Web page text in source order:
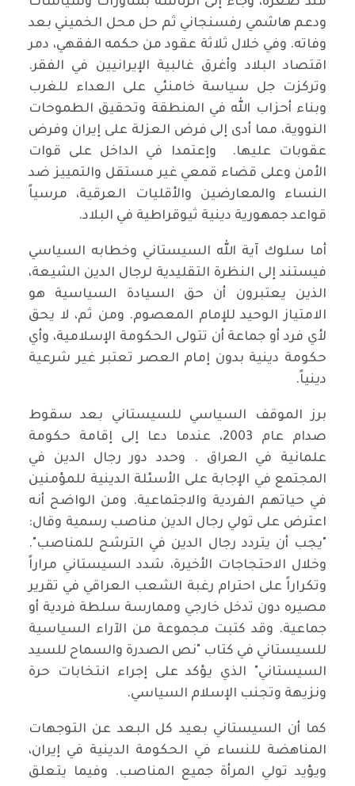
ودعم هاشمي رفسنجاني ثم حل محل الخميني بعد
وفاته. وفي خلال ثلاثة عقود من حكمه الفقهي، دمر
اقتصاد البلاد وأغرق غالبية الإيرانيين في الفقر.
وتركزت جل سياسة خامنئي على العداء للغرب
وبناء أحزاب الله في المنطقة وتحقيق الطموحات
النووية، مما أدى إلى فرض العزلة على إيران وفرض
عقوبات عليها. وإعتمدا في الداخل على قوات
الأمن وعلى قضاء قمعي غير مستقل والتمييز ضد
النساء والمعارضين والأقليات العرقية، مرسياً
قواعد جمهورية دينية ثيوقراطية في البلاد.
أما سلوك آية الله السيستاني وخطابه السياسي
فيستند إلى النظرة التقليدية لرجال الدين الشيعة،
الذين يعتبرون أن حق السيادة السياسية هو
الامتياز الوحيد للإمام المعصوم. ومن ثم، لا يحق
لأي فرد أو جماعة أن تتولى الحكومة الإسلامية، وأي
حكومة دينية بدون إمام العصر تعتبر غير شرعية
دينياً.
برز الموقف السياسي للسيستاني بعد سقوط
صدام عام 2003، عندما دعا إلى إقامة حكومة
علمانية في العراق . وحدد دور رجال الدين في
المجتمع في الإجابة على الأسئلة الدينية للمؤمنين
في حياتهم الفردية والاجتماعية. ومن الواضح أنه
اعترض على تولي رجال الدين مناصب رسمية وقال:
"يجب أن يتردد رجال الدين في الترشح للمناصب".
وخلال الاحتجاجات الأخيرة، شدد السيستاني مراراً
وتكراراً على احترام رغبة الشعب العراقي في تقرير
مصيره دون تدخل خارجي وممارسة سلطة فردية أو
جماعية. وقد كتبت مجموعة من الآراء السياسية
للسيستاني في كتاب "نص الصدرة والسماح للسيد
السيستاني" الذي يؤكد على إجراء انتخابات حرة
ونزيهة وتجنب الإسلام السياسي.
كما أن السيستاني بعيد كل البعد عن التوجهات
المناهضة للنساء في الحكومة الدينية في إيران،
ويؤيد تولي المرأة جميع المناصب. وفيما يتعلق